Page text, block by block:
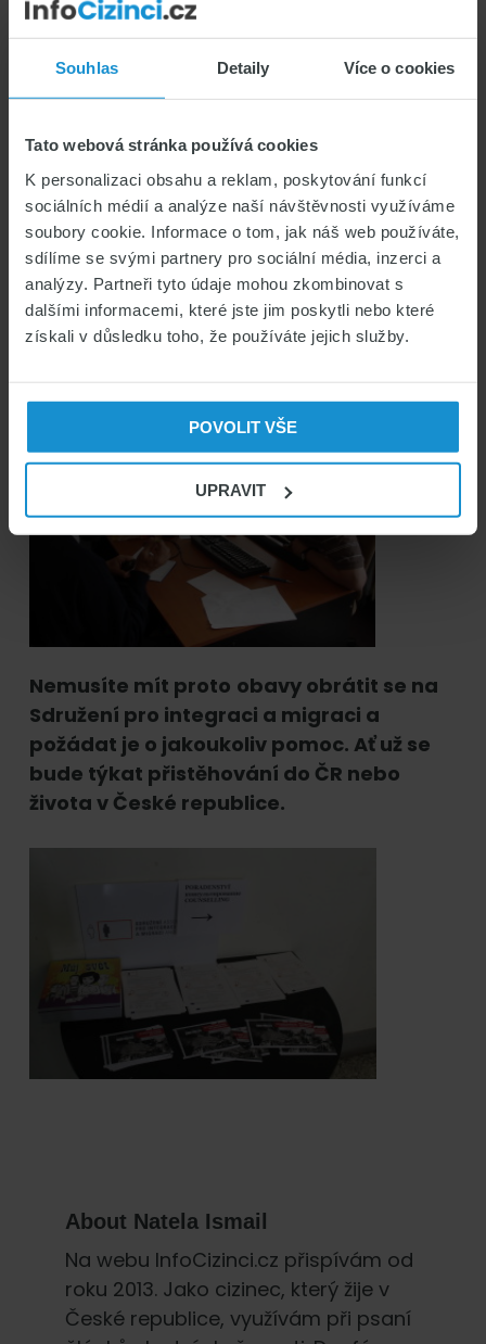
Souhlas Detaily Více o cookies
Tato webová stránka používá cookies
K personalizaci obsahu a reklam, poskytování funkcí
sociálních médií a analýze naší návštěvnosti využíváme
soubory cookie. Informace o tom, jak náš web používáte,
sdílíme se svými partnery pro sociální média, inzerci a
analýzy. Partneři tyto údaje mohou zkombinovat s
dalšími informacemi, které jste jim poskytli nebo které
získali v důsledku toho, že používáte jejich služby.
POVOLIT VŠE
UPRAVIT
V rámci svého působení se SIMI aktivně
podílí na tvorbě a ovlivňování azylové a
migrační politiky.
Pomoc s kontaktováním
odborníků
V případě, že by problematika přesahovala
možnosti SIMI, nabízí bezplatné
zprostředkování a pomoc s kontaktováním
dalších odborníků v daném oboru.
Nemusíte mít proto obavy obrátit se na
Sdružení pro integraci a migraci a
požádat je o jakoukoliv pomoc. Ať už se
bude týkat přistěhování do ČR nebo
života v České republice.
About Natela Ismail
Na webu InfoCizinci.cz přispívám od
roku 2013. Jako cizinec, který žije v
České republice, využívám při psaní